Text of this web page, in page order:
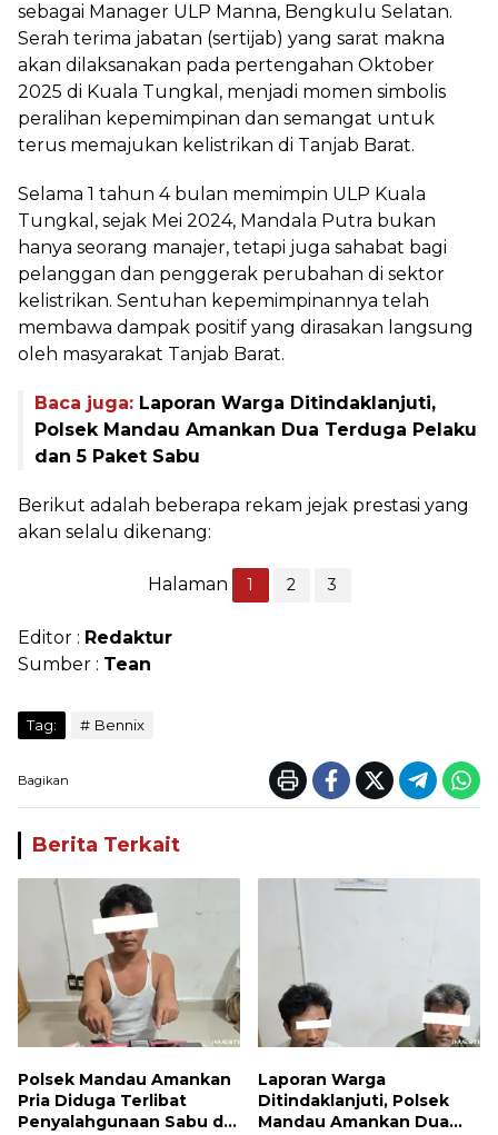
sebagai Manager ULP Manna, Bengkulu Selatan.
Serah terima jabatan (sertijab) yang sarat makna
akan dilaksanakan pada pertengahan Oktober
2025 di Kuala Tungkal, menjadi momen simbolis
peralihan kepemimpinan dan semangat untuk
terus memajukan kelistrikan di Tanjab Barat.
Selama 1 tahun 4 bulan memimpin ULP Kuala
Tungkal, sejak Mei 2024, Mandala Putra bukan
hanya seorang manajer, tetapi juga sahabat bagi
pelanggan dan penggerak perubahan di sektor
kelistrikan. Sentuhan kepemimpinannya telah
membawa dampak positif yang dirasakan langsung
oleh masyarakat Tanjab Barat.
Baca juga: Laporan Warga Ditindaklanjuti,
Polsek Mandau Amankan Dua Terduga Pelaku
dan 5 Paket Sabu
Berikut adalah beberapa rekam jejak prestasi yang
akan selalu dikenang:
Halaman 1 2 3
Editor : Redaktur
Sumber : Tean
Tag: Bennix
Bagikan
Berita Terkait
Polsek Mandau Amankan
Pria Diduga Terlibat
Penyalahgunaan Sabu di
Laporan Warga
Ditindaklanjuti, Polsek
Mandau Amankan Dua